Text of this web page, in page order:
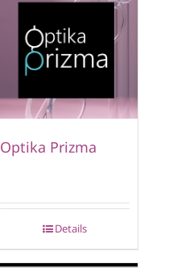
Optika Prizma
Details